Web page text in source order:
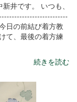
井です。 いつも、
の前結び着方教
て、最後の着方練
続きを読む